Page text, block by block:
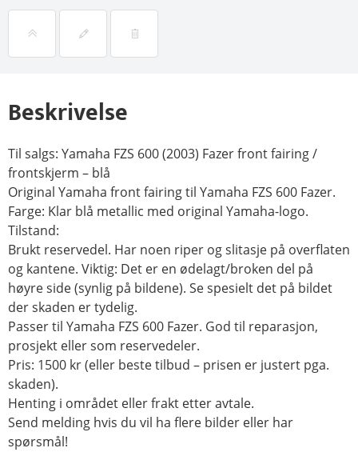
Beskrivelse
Til salgs: Yamaha FZS 600 (2003) Fazer front fairing /
frontskjerm – blå
Original Yamaha front fairing til Yamaha FZS 600 Fazer.
Farge: Klar blå metallic med original Yamaha-logo.
Tilstand:
Brukt reservedel. Har noen riper og slitasje på overflaten
og kantene. Viktig: Det er en ødelagt/broken del på
høyre side (synlig på bildene). Se spesielt det på bildet
der skaden er tydelig.
Passer til Yamaha FZS 600 Fazer. God til reparasjon,
prosjekt eller som reservedeler.
Pris: 1500 kr (eller beste tilbud – prisen er justert pga.
skaden).
Henting i området eller frakt etter avtale.
Send melding hvis du vil ha flere bilder eller har
spørsmål!